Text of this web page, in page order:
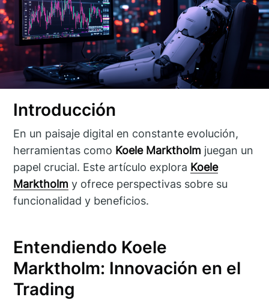
Introducción
En un paisaje digital en constante evolución,
herramientas como Koele Marktholm juegan un
papel crucial. Este artículo explora Koele
Marktholm y ofrece perspectivas sobre su
funcionalidad y beneficios.
Entendiendo Koele
Marktholm: Innovación en el
Trading